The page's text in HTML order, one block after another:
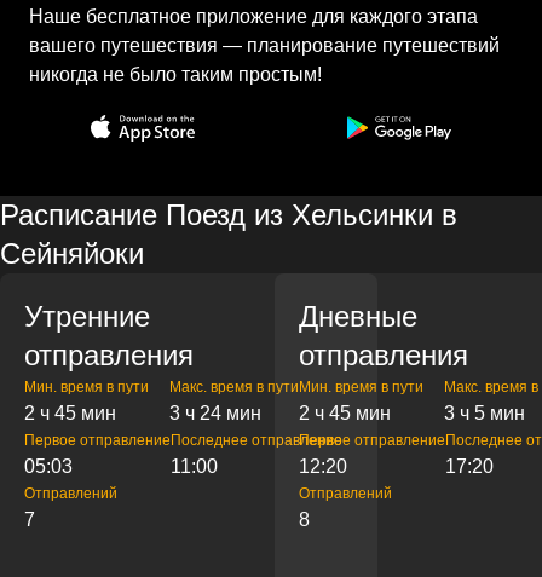
Наше бесплатное приложение для каждого этапа
вашего путешествия — планирование путешествий
никогда не было таким простым!
Расписание Поезд из Хельсинки в
Сейняйоки
Утренние
отправления
Мин. время в пути
2 ч 45 мин
Макс. время в пути
3 ч 24 мин
Первое отправление
05:03
Последнее отправление
11:00
Отправлений
7
Дневные
отправления
Мин. время в пути
2 ч 45 мин
Макс. время в
3 ч 5 мин
Первое отправление
12:20
Последнее
17:20
Отправлений
8